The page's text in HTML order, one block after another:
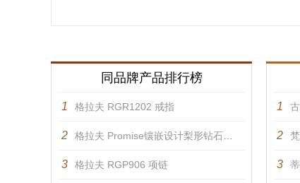
同品牌产品排行榜
1 格拉夫 RGR1202 戒指
2 格拉夫 Promise镶嵌设计梨形钻石戒指 戒指
3 格拉夫 RGP906 项链
1
2
3